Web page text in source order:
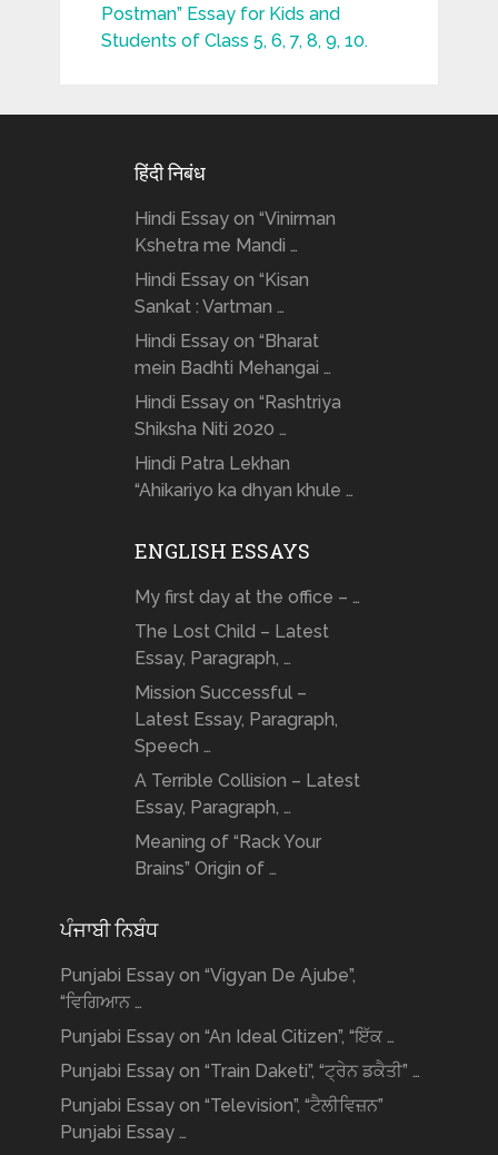
Postman” Essay for Kids and
Students of Class 5, 6, 7, 8, 9, 10.
हिंदी निबंध
Hindi Essay on “Vinirman
Kshetra me Mandi …
Hindi Essay on “Kisan
Sankat : Vartman …
Hindi Essay on “Bharat
mein Badhti Mehangai …
Hindi Essay on “Rashtriya
Shiksha Niti 2020 …
Hindi Patra Lekhan
“Ahikariyo ka dhyan khule …
ENGLISH ESSAYS
My first day at the office – …
The Lost Child – Latest
Essay, Paragraph, …
Mission Successful –
Latest Essay, Paragraph,
Speech …
A Terrible Collision – Latest
Essay, Paragraph, …
Meaning of “Rack Your
Brains” Origin of …
ਪੰਜਾਬੀ ਨਿਬੰਧ
Punjabi Essay on “Vigyan De Ajube”,
“ਵਿਗਿਆਨ …
Punjabi Essay on “An Ideal Citizen”, “ਇੱਕ …
Punjabi Essay on “Train Daketi”, “ਟ੍ਰੇਨ ਡਕੈਤੀ” …
Punjabi Essay on “Television”, “ਟੈਲੀਵਿਜ਼ਨ”
Punjabi Essay …